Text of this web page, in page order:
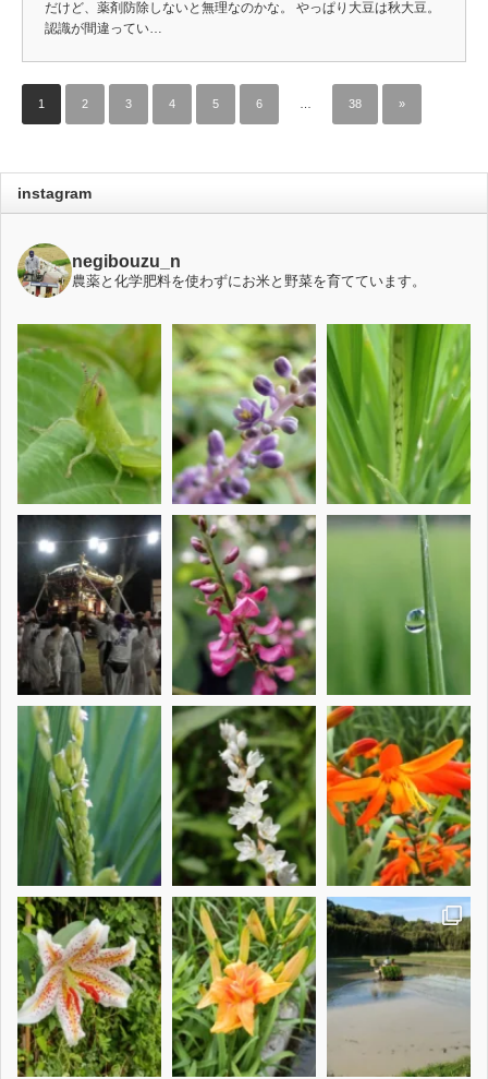
だけど、薬剤防除しないと無理なのかな。 やっぱり大豆は秋大豆。
認識が間違ってい…
1 2 3 4 5 6 38 »
instagram
negibouzu_n
農薬と化学肥料を使わずにお米と野菜を育てています。